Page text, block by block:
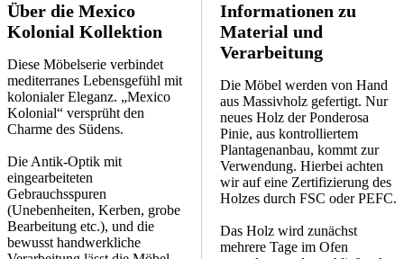
Über die Mexico
Kolonial Kollektion
Diese Möbelserie verbindet
mediterranes Lebensgefühl mit
kolonialer Eleganz. „Mexico
Kolonial“ versprüht den
Charme des Südens.
Die Antik-Optik mit
eingearbeiteten
Gebrauchsspuren
(Unebenheiten, Kerben, grobe
Bearbeitung etc.), und die
bewusst handwerkliche
Informationen zu
Material und
Verarbeitung
Die Möbel werden von Hand
aus Massivholz gefertigt. Nur
neues Holz der Ponderosa
Pinie, aus kontrolliertem
Plantagenanbau, kommt zur
Verwendung. Hierbei achten
wir auf eine Zertifizierung des
Holzes durch FSC oder PEFC.
Das Holz wird zunächst
mehrere Tage im Ofen